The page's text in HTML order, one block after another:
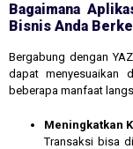
Bagaimana
Bisnis Anda
Bergabung dengan
dapat menyesuaikan
beberapa manfaat
Meningkatkan
Transaksi bisa